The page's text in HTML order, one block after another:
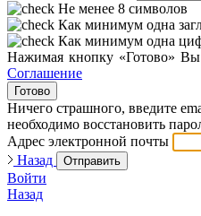
Не менее 8 символов
Как минимум одна
Как минимум одна
Нажимая кнопку «Готово»
Соглашение
Готово
Ничего страшного, введите
необходимо восстановить
Адрес электронной почты
Назад
Отправить
Войти
Назад